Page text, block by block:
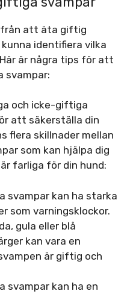
från att äta giftig
identifiera vilka
är några tips för att
svampar:
och icke-giftiga
att säkerställa din
flera skillnader mellan
som kan hjälpa dig
farliga för din hund:
svampar kan ha starka
som varningsklockor.
gula eller blå
kan vara en
är giftig och
svampar kan ha en